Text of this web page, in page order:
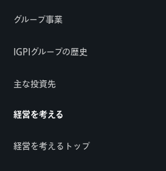
グループ事業
IGPIグループの歴史
主な投資先
経営を考える
経営を考えるトップ